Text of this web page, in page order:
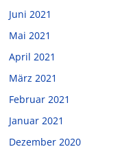
Juni 2021
Mai 2021
April 2021
März 2021
Februar 2021
Januar 2021
Dezember 2020